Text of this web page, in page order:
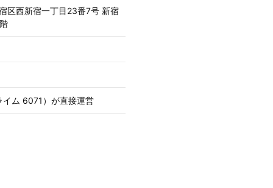
区西新宿一丁目23番7号 新宿
ム 6071）が直接運営